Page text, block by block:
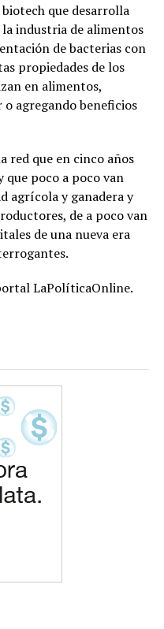
que desarrolla
industria de alimentos
de bacterias con
propiedades de los
en alimentos,
agregando beneficios
red que en cinco años
poco a poco van
agrícola y ganadera y
de a poco van
de una nueva era
LaPolíticaOnline.